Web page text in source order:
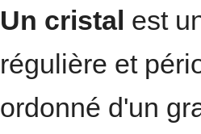
Un cristal est
régulière et
ordonné d'un